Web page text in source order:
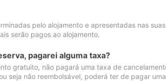
pelo alojamento e apresentadas nas
serão pagos ao alojamento.
pagarei alguma taxa?
gratuito, não pagará uma taxa de
seja não reembolsável, poderá ter de pagar